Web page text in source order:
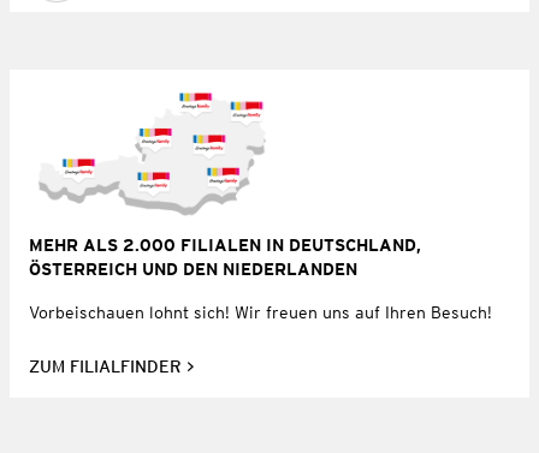
MEHR ALS 2.000 FILIALEN IN DEUTSCHLAND,
ÖSTERREICH UND DEN NIEDERLANDEN
Vorbeischauen lohnt sich! Wir freuen uns auf Ihren Besuch!
ZUM FILIALFINDER